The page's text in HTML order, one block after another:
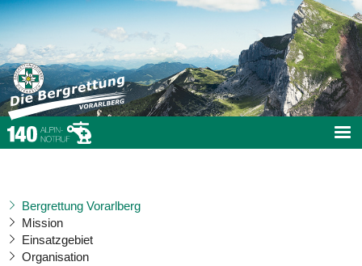
Bergrettung Vorarlberg
Mission
Einsatzgebiet
Organisation